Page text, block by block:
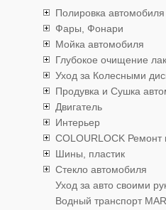
Полировка автомобиля
Фары, Фонари
Мойка автомобиля
Глубокое очищение
Уход за Колесными
Продувка и Сушка
Двигатель
Интерьер
COLOURLOCK Ремонт
Шины, пластик
Стекло автомобиля
Уход за авто своими
Водный транспорт